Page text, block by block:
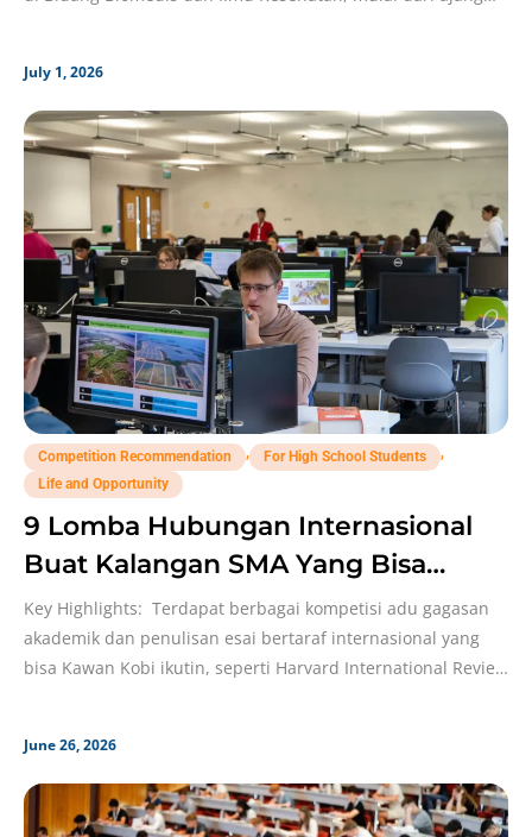
July 1, 2026
Competition Recommendation , For High School Students
,
Life and Opportunity
9 Lomba Hubungan Internasional
Buat Kalangan SMA Yang Bisa
Dicoba, Siswa SMP Juga Bisa!
Key Highlights: Terdapat berbagai kompetisi adu gagasan
akademik dan penulisan esai bertaraf internasional yang
bisa Kawan Kobi ikutin, seperti Harvard International Review
June 26, 2026